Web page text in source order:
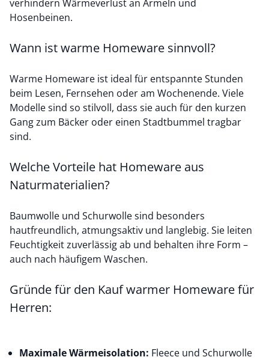
verhindern Wärmeverlust an Ärmeln und
Hosenbeinen.
Wann ist warme Homeware sinnvoll?
Warme Homeware ist ideal für entspannte Stunden
beim Lesen, Fernsehen oder am Wochenende. Viele
Modelle sind so stilvoll, dass sie auch für den kurzen
Gang zum Bäcker oder einen Stadtbummel tragbar
sind.
Welche Vorteile hat Homeware aus
Naturmaterialien?
Baumwolle und Schurwolle sind besonders
hautfreundlich, atmungsaktiv und langlebig. Sie leiten
Feuchtigkeit zuverlässig ab und behalten ihre Form –
auch nach häufigem Waschen.
Gründe für den Kauf warmer Homeware für
Herren:
Maximale Wärmeisolation: Fleece und Schurwolle